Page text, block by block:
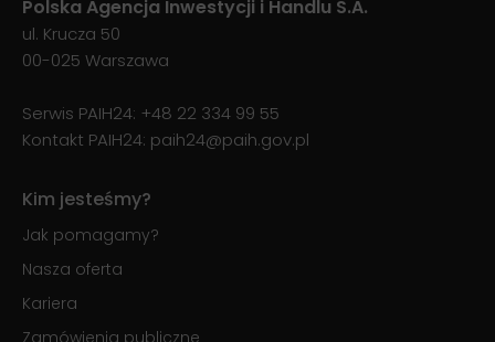
Polska Agencja Inwestycji i Handlu S.A.
ul. Krucza 50
00-025 Warszawa
Serwis PAIH24: +48 22 334 99 55
Kontakt PAIH24: paih24@paih.gov.pl
Kim jesteśmy?
Jak pomagamy?
Nasza oferta
Kariera
Zamówienia publiczne